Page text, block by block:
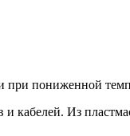
при пониженной
кабелей. Из